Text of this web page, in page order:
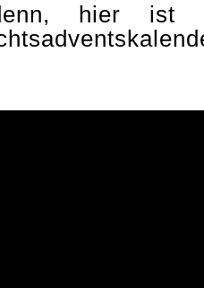
hier ist